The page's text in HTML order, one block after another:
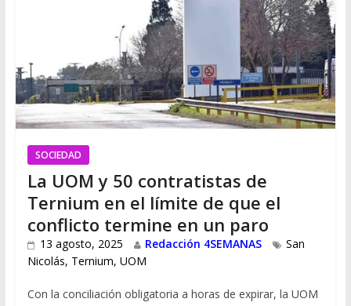
SOCIEDAD
La UOM y 50 contratistas de
Ternium en el límite de que el
conflicto termine en un paro
13 agosto, 2025 Redacción 4SEMANAS
San
Nicolás, Ternium, UOM
Con la conciliación obligatoria a horas de expirar, la UOM